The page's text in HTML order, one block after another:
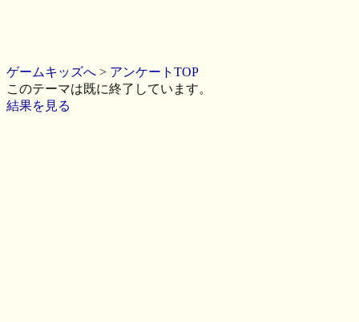
ゲームキッズへ > アンケートTOP
このテーマは既に終了しています。
結果を見る